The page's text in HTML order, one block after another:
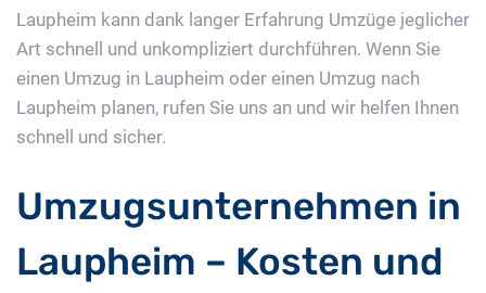
Laupheim kann dank langer Erfahrung Umzüge jeglicher
Art schnell und unkompliziert durchführen. Wenn Sie
einen Umzug in Laupheim oder einen Umzug nach
Laupheim planen, rufen Sie uns an und wir helfen Ihnen
schnell und sicher.
Umzugsunternehmen in
Laupheim – Kosten und